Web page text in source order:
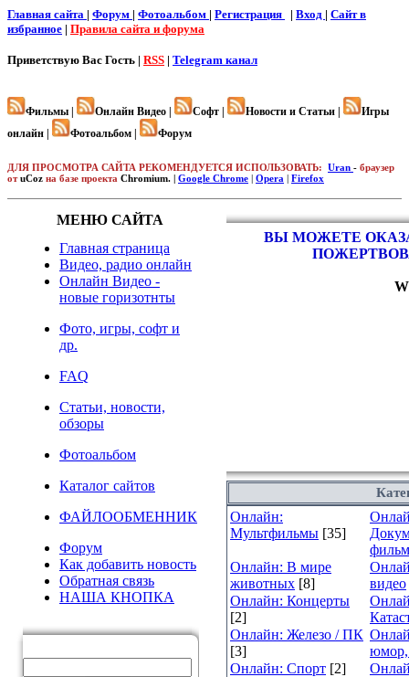
Главная сайта | Форум | Фотоальбом | Регистрация | Вход | Cайт в
избранное | Правила сайта и форума
Приветствую Вас Гость | RSS | Telegram канал
Фильмы | Онлайн Видео | Софт | Новости и Статьи |
Игры
онлайн |
Фотоальбом | Форум
ДЛЯ ПРОСМОТРА САЙТА РЕКОМЕНДУЕТСЯ ИСПОЛЬЗОВАТЬ: Uran - браузер
отuCoz на базе проекта Chromium. | Google Chrome | Opera | Firefox
МЕНЮ САЙТА
Главная страница
Видео, радио онлайн
Онлайн Видео -
новые горизотнты
Фото, игры, софт и
др.
FAQ
Статьи, новости,
обзоры
Фотоальбом
Каталог сайтов
ФАЙЛООБМЕННИК
Форум
Как добавить новость
Обратная связь
НАША КНОПКА
ВЫ МОЖЕТЕ
Онлайн:
Мультфильмы [35]
Онлайн: В мире
животных [8]
видео
Онлайн: Концерты
[2]
Онлайн: Железо / ПК
[3]
юмор,
Онлайн: Спорт [2]